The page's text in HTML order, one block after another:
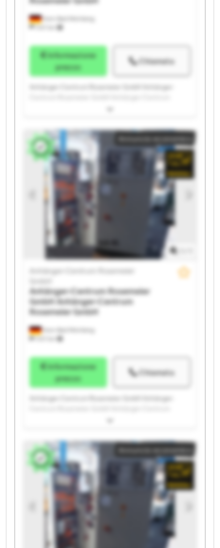
Horn-Bad Meinberg
1.147 km
Informazione
prezzo
Chiamata
Anhänger-Centrum Rosemeier GmbH Anhänger-
Rosemeier GmbH Anhänger-Centrum Rosemeier
Anhänger-Centrum Rosemeier GmbH Anhänger-
Centrum Rosemeier GmbH Anhänger-Centrum
Rosemeier GmbH Anhänger-Centrum Rosemeier
GmbH Anhänger-Centrum Rosemeier GmbH
Anhänger-Centrum Rosemeier GmbH Anhänger-
Centrum Rosemeier GmbH Anhänger-Centrum
Rosemeier GmbH Anhänger-Centrum Rosemeier
GmbH Anhänger-Centrum Rosemeier GmbH
Anhänger-Centrum Rosemeier GmbH Anhänger-
Centrum Rosemeier GmbH Anhänger-Centrum
Rosemeier GmbH Anhänger-Centrum Rosemeier
GmbH Anhänger-Centrum Rosemeier GmbH
Annuncio economico
Horn-Bad Meinberg
1.147 km
Anhänger-Centrum Rosemeier
Anhänger-Centrum Rosemeier
GmbH Anhänger-Centrum
Rosemeier GmbH
prezzo
Chiamata
Anhänger-Centrum Rosemeier GmbH Anhänger-
Rosemeier GmbH Anhänger-Centrum Rosemeier
Anhänger-Centrum Rosemeier GmbH Anhänger-
Centrum Rosemeier GmbH Anhänger-Centrum
Rosemeier GmbH Anhänger-Centrum Rosemeier
GmbH Anhänger-Centrum Rosemeier GmbH
Anhänger-Centrum Rosemeier GmbH Anhänger-
Centrum Rosemeier GmbH Anhänger-Centrum
Rosemeier GmbH Anhänger-Centrum Rosemeier
GmbH Anhänger-Centrum Rosemeier GmbH
Anhänger-Centrum Rosemeier GmbH Anhänger-
Centrum Rosemeier GmbH Anhänger-Centrum
Rosemeier GmbH Anhänger-Centrum Rosemeier
Annuncio economico